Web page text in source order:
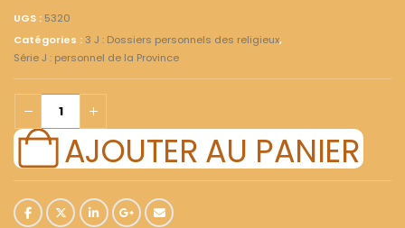
UGS : 5320
Catégories : 3 J : Dossiers personnels des religieux,
Série J : personnel de la Province
AJOUTER AU PANIER